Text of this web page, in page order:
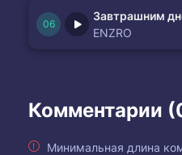
Завтрашним
ENZRO
Комментарии
Минимальная длина